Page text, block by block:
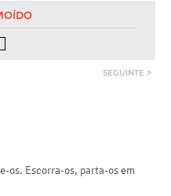
SEGUINTE >
os. Escorra-os, parta-os em